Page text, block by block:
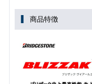
商品特徴